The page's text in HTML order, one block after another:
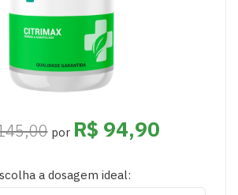
por R$ 94,90
a dosagem ideal: